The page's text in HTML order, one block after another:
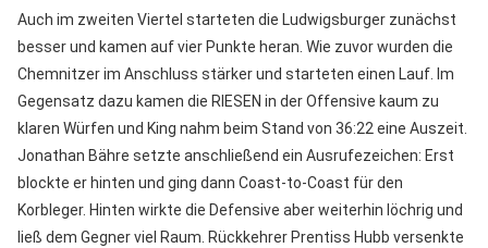
Auch im zweiten Viertel starteten die Ludwigsburger zunächst
besser und kamen auf vier Punkte heran. Wie zuvor wurden die
Chemnitzer im Anschluss stärker und starteten einen Lauf. Im
Gegensatz dazu kamen die RIESEN in der Offensive kaum zu
klaren Würfen und King nahm beim Stand von 36:22 eine Auszeit.
Jonathan Bähre setzte anschließend ein Ausrufezeichen: Erst
blockte er hinten und ging dann Coast-to-Coast für den
Korbleger. Hinten wirkte die Defensive aber weiterhin löchrig und
ließ dem Gegner viel Raum. Rückkehrer Prentiss Hubb versenkte